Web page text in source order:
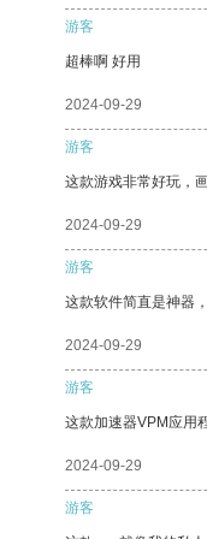
游客
超棒啊 好用
2024-09-29
游客
这款游戏非常好玩，
2024-09-29
游客
这款软件简直是神器
2024-09-29
游客
这款加速器VPM应用
2024-09-29
游客